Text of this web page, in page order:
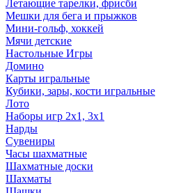
Летающие тарелки, фрисби
Мешки для бега и прыжков
Мини-гольф, хоккей
Мячи детские
Настольные Игры
Домино
Карты игральные
Кубики, зары, кости игральные
Лото
Наборы игр 2х1, 3х1
Нарды
Сувениры
Часы шахматные
Шахматные доски
Шахматы